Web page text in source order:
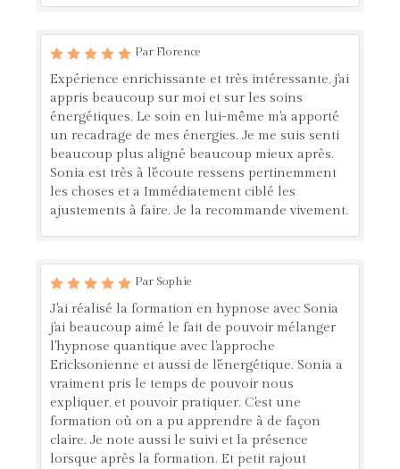
Par Florence
Expérience enrichissante et très intéressante, j'ai
appris beaucoup sur moi et sur les soins
énergétiques. Le soin en lui-même m'a apporté
un recadrage de mes énergies. Je me suis senti
beaucoup plus aligné beaucoup mieux après.
Sonia est très à l'écoute ressens pertinemment
les choses et a Immédiatement ciblé les
ajustements à faire. Je la recommande vivement.
Par Sophie
J'ai réalisé la formation en hypnose avec Sonia
j'ai beaucoup aimé le fait de pouvoir mélanger
l'hypnose quantique avec l'approche
Ericksonienne et aussi de l'énergétique. Sonia a
vraiment pris le temps de pouvoir nous
expliquer, et pouvoir pratiquer. C'est une
formation où on a pu apprendre à de façon
claire. Je note aussi le suivi et la présence
lorsque après la formation. Et petit rajout